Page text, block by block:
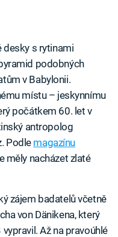
desky s rytinami
podobných
v Babylonii.
místu – jeskynnímu
počátkem 60. let v
antropolog
Podle magazínu
měly nacházet zlaté
zájem badatelů včetně
von Dänikena, který
Až na pravoúhlé